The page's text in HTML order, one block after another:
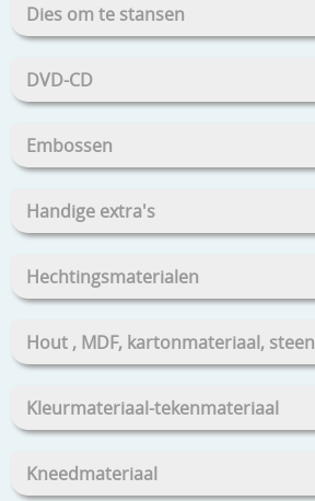
Dies om te stansen
DVD-CD
Embossen
Handige extra's
Hechtingsmaterialen
Hout , MDF, kartonmateriaal, steen
Kleurmateriaal-tekenmateriaal
Kneedmateriaal